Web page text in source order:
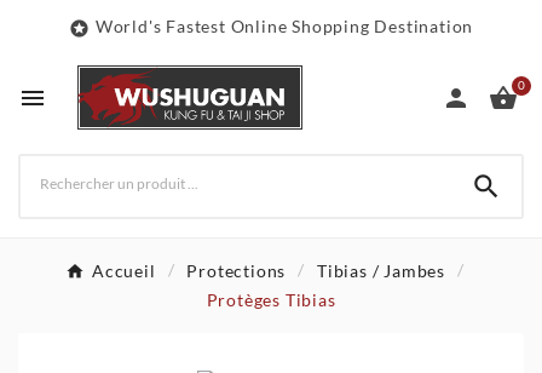
 World's Fastest Online Shopping Destination
  0

Accueil Protections
Tibias / Jambes
Protèges Tibias